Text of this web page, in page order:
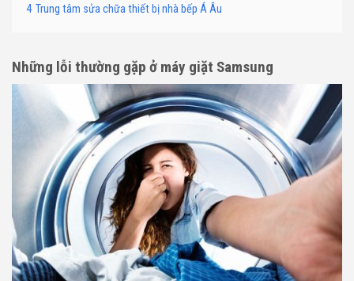
4 Trung tâm sửa chữa thiết bị nhà bếp Á Âu
Những lỗi thường gặp ở máy giặt Samsung